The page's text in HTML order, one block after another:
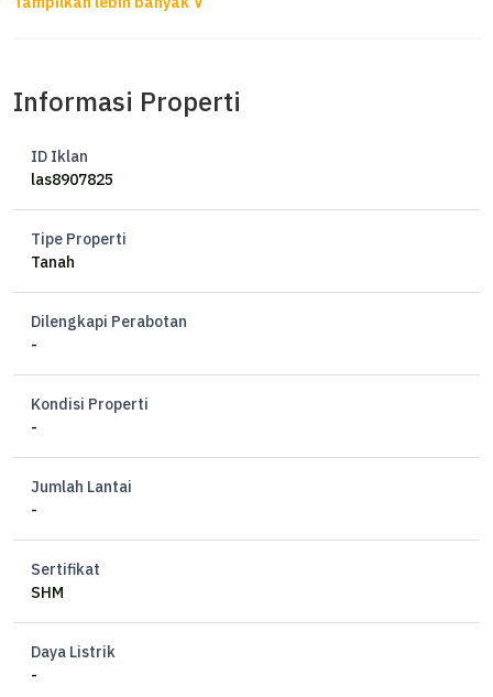
Lebar jalan 25m
Informasi Properti
ID Iklan
las8907825
Tipe Properti
Tanah
Dilengkapi Perabotan
-
Kondisi Properti
-
Jumlah Lantai
-
Sertifikat
SHM
Daya Listrik
-